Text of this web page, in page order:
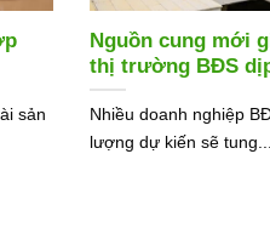
sản
Nguồn cung mới
thị trường BĐS
Nhiều doanh nghiệp
lượng dự kiến sẽ tung...